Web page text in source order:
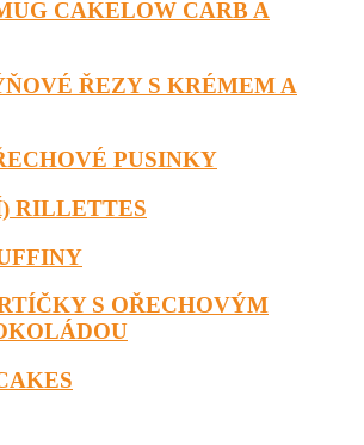
CAKELOW CARB A
ŘEZY S KRÉMEM A
PUSINKY
RILLETTES
S OŘECHOVÝM